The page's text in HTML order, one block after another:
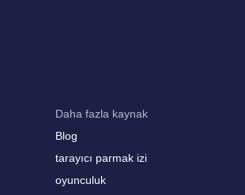
Daha fazla kaynak
Blog
tarayıcı parmak izi
oyunculuk